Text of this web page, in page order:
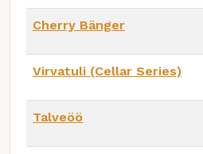
Cherry Bänger
Virvatuli (Cellar Series)
Talveöö